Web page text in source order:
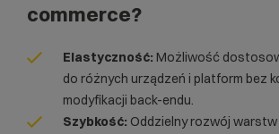
commerce?
Elastyczność: Możliwość
do różnych urządzeń i platform bez
modyfikacji back-endu.
Szybkość: Oddzielny rozwój